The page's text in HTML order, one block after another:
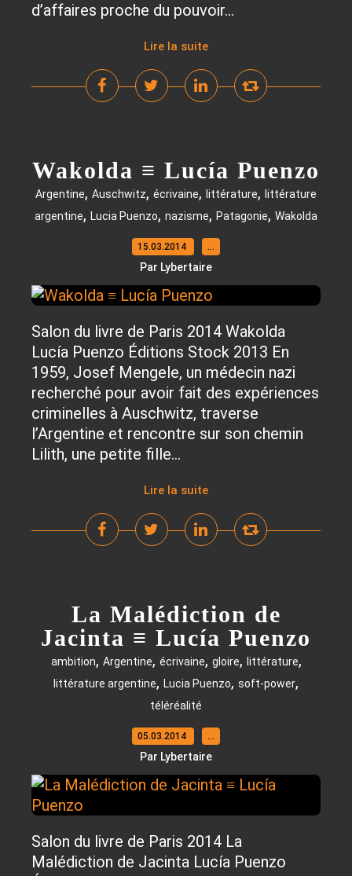
d’affaires proche du pouvoir...
Lire la suite
Wakolda ≡ Lucía Puenzo
Argentine, Auschwitz, écrivaine, littérature, littérature
argentine, Lucia Puenzo, nazisme, Patagonie, Wakolda
15.03.2014 …
Par Lybertaire
Salon du livre de Paris 2014 Wakolda
Lucía Puenzo Éditions Stock 2013 En
1959, Josef Mengele, un médecin nazi
recherché pour avoir fait des expériences
criminelles à Auschwitz, traverse
l’Argentine et rencontre sur son chemin
Lilith, une petite fille...
Lire la suite
La Malédiction de
Jacinta ≡ Lucía Puenzo
ambition, Argentine, écrivaine, gloire, littérature,
littérature argentine, Lucia Puenzo, soft-power,
téléréalité
05.03.2014 …
Par Lybertaire
Salon du livre de Paris 2014 La
Malédiction de Jacinta Lucía Puenzo